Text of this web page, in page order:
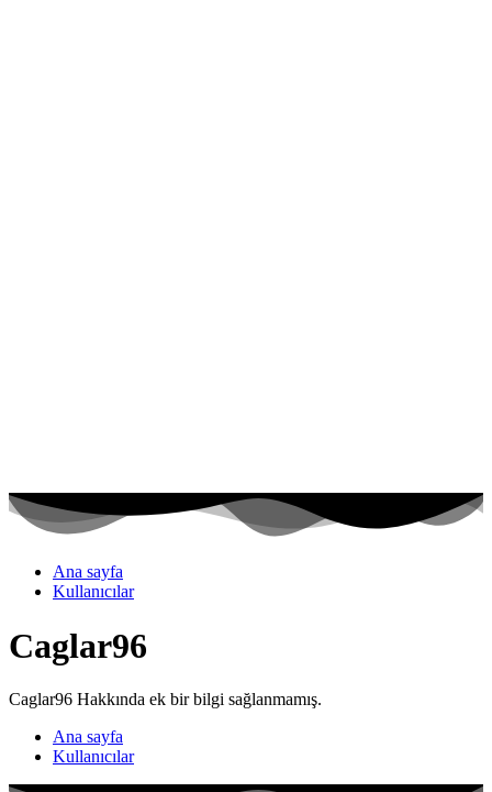
Ana sayfa
Kullanıcılar
Caglar96
Caglar96 Hakkında ek bir bilgi sağlanmamış.
Ana sayfa
Kullanıcılar